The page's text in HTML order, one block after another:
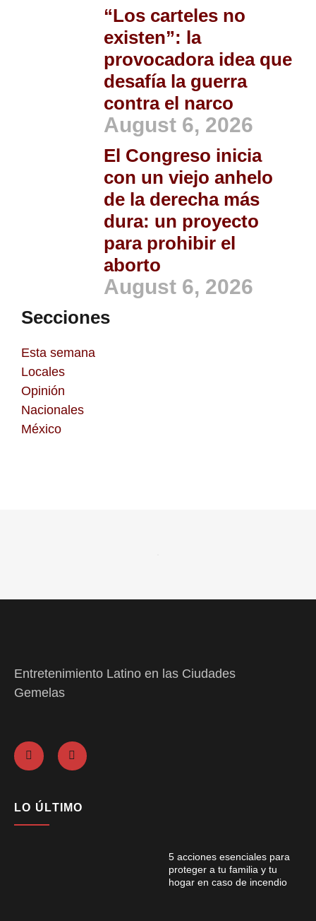
“Los carteles no
existen”: la
provocadora idea que
desafía la guerra
contra el narco
August 6, 2026
El Congreso inicia
con un viejo anhelo
de la derecha más
dura: un proyecto
para prohibir el
aborto
August 6, 2026
Secciones
Esta semana
Locales
Opinión
Nacionales
México
Entretenimiento Latino en las Ciudades
Gemelas
LO ÚLTIMO
5 acciones esenciales para
proteger a tu familia y tu
hogar en caso de incendio